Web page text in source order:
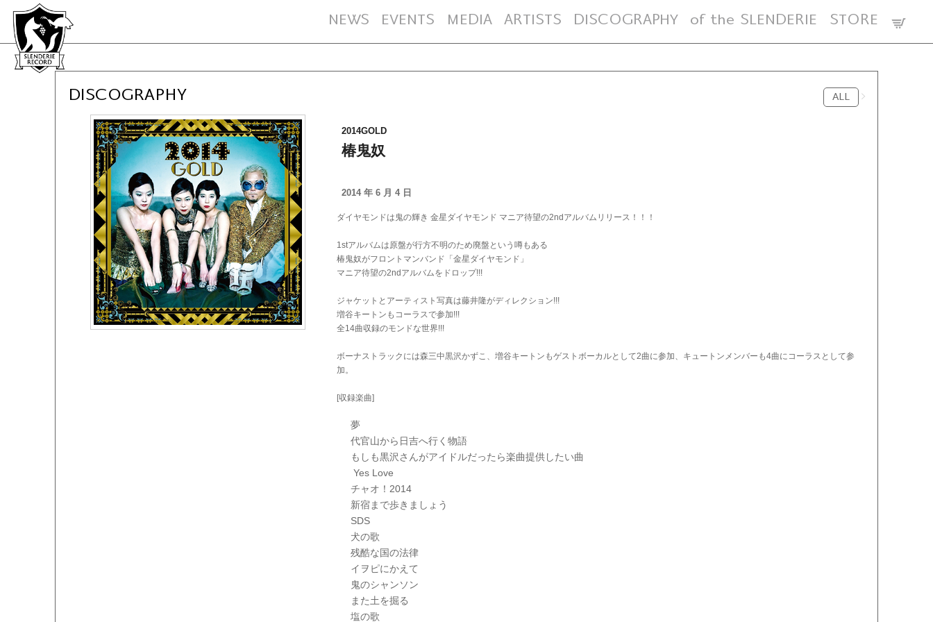
NEWS EVENTS MEDIA ARTISTS DISCOGRAPHY of the SLENDERIE STORE
DISCOGRAPHY ALL
2014GOLD
椿鬼奴
2014 年 6 月 4 日
ダイヤモンドは鬼の輝き 金星ダイヤモンド マニア待望の2ndアルバムリリース！！！
1stアルバムは原盤が行方不明のため廃盤という噂もある
椿鬼奴がフロントマンバンド「金星ダイヤモンド」
マニア待望の2ndアルバムをドロップ!!!
ジャケットとアーティスト写真は藤井隆がディレクション!!!
増谷キートンもコーラスで参加!!!
全14曲収録のモンドな世界!!!
ボーナストラックには森三中黒沢かずこ、増谷キートンもゲストボーカルとして2曲に参加、キュートンメンバーも4曲にコーラスとして参
加。
[収録楽曲]
夢
代官山から日吉へ行く物語
もしも黒沢さんがアイドルだったら楽曲提供したい曲
Yes Love
チャオ！2014
新宿まで歩きましょう
SDS
犬の歌
残酷な国の法律
イヲピにかえて
鬼のシャンソン
また土を掘る
塩の歌